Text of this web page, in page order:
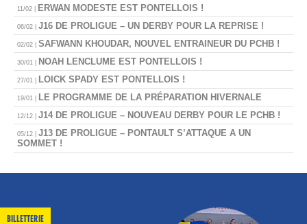
11/02 | ERWAN MODESTE EST PONTELLOIS !
06/02 | J16 DE PROLIGUE – UN DERBY POUR LA REPRISE !
02/02 | SAFWANN KHOUDAR, NOUVEL ENTRAINEUR DU PCHB !
30/01 | NOAH LENCLUME EST PONTELLOIS !
27/01 | LOICK SPADY EST PONTELLOIS !
19/01 | LE PROGRAMME DE LA PRÉPARATION HIVERNALE
12/12 | J14 DE PROLIGUE – NOUVEAU DERBY POUR LE PCHB !
05/12 | J13 DE PROLIGUE – PONTAULT S’ATTAQUE A UN
SOMMET !
BILLETTERIE